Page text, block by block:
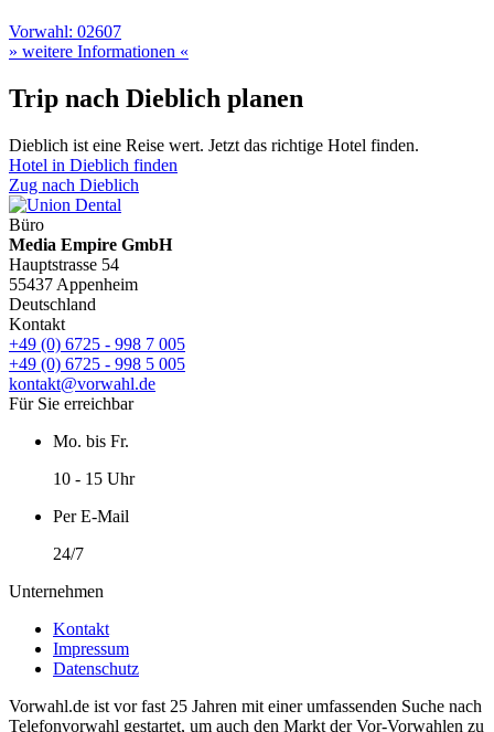
Vorwahl: 02607
» weitere Informationen «
Trip nach Dieblich planen
Dieblich ist eine Reise wert. Jetzt das richtige Hotel finden.
Hotel in Dieblich finden
Zug nach Dieblich
Büro
Media Empire GmbH
Hauptstrasse 54
55437 Appenheim
Deutschland
Kontakt
+49 (0) 6725 - 998 7 005
+49 (0) 6725 - 998 5 005
kontakt@vorwahl.de
Für Sie erreichbar
Mo. bis Fr.
10 - 15 Uhr
Per E-Mail
24/7
Unternehmen
Kontakt
Impressum
Datenschutz
Vorwahl.de ist vor fast 25 Jahren mit einer umfassenden Suche nach
Telefonvorwahl gestartet, um auch den Markt der Vor-Vorwahlen zu